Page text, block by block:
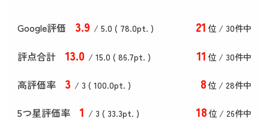
Google評価 3.9 / 5.0 ( 78.0pt. ) 21 位 / 30件中
評点合計 13.0 / 15.0 ( 86.7pt. ) 11 位 / 30件中
高評価率 3 / 3 ( 100.0pt. ) 8位 / 28件中
5つ星評価率 1 / 3 ( 33.3pt. ) 18位 / 26件中